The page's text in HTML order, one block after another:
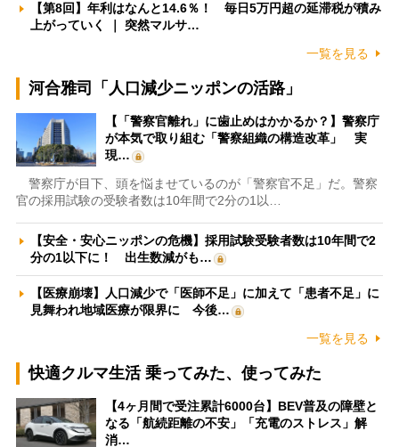
【第8回】年利はなんと14.6％！ 毎日5万円超の延滞税が積み
上がっていく ｜ 突然マルサ…
一覧を見る
河合雅司「人口減少ニッポンの活路」
【「警察官離れ」に歯止めはかかるか？】警察庁
が本気で取り組む「警察組織の構造改革」 実
現…
警察庁が目下、頭を悩ませているのが「警察官不足」だ。警察
官の採用試験の受験者数は10年間で2分の1以…
【安全・安心ニッポンの危機】採用試験受験者数は10年間で2
分の1以下に！ 出生数減がも…
【医療崩壊】人口減少で「医師不足」に加えて「患者不足」に
見舞われ地域医療が限界に 今後…
一覧を見る
快適クルマ生活 乗ってみた、使ってみた
【4ヶ月間で受注累計6000台】BEV普及の障壁と
なる「航続距離の不安」「充電のストレス」解
消…